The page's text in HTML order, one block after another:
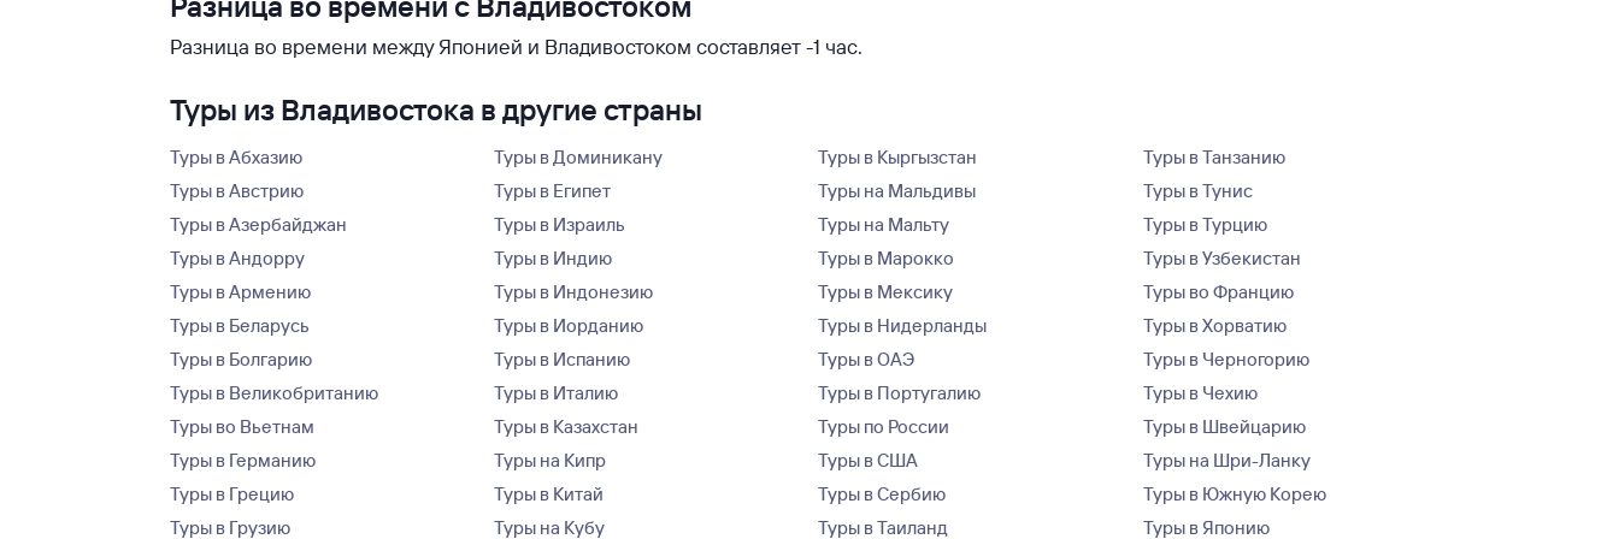
Разница во времени между Японией и Владивостоком составляет -1 час.
Туры из Владивостока в другие страны
Туры в Абхазию
Туры в Австрию
Туры в Азербайджан
Туры в Андорру
Туры в Армению
Туры в Беларусь
Туры в Болгарию
Туры в Великобританию
Туры во Вьетнам
Туры в Германию
Туры в Грецию
Туры в Грузию
Туры в Доминикану
Туры в Египет
Туры в Израиль
Туры в Индию
Туры в Индонезию
Туры в Иорданию
Туры в Испанию
Туры в Италию
Туры в Казахстан
Туры на Кипр
Туры в Китай
Туры на Кубу
Туры в Кыргызстан
Туры на Мальдивы
Туры на Мальту
Туры в Марокко
Туры в Мексику
Туры в Нидерланды
Туры в ОАЭ
Туры в Португалию
Туры по России
Туры в США
Туры в Сербию
Туры в Таиланд
Туры в Танзанию
Туры в Тунис
Туры в Турцию
Туры в Узбекистан
Туры во Францию
Туры в Хорватию
Туры в Черногорию
Туры в Чехию
Туры в Швейцарию
Туры на Шри-Ланку
Туры в Южную Корею
Туры в Японию